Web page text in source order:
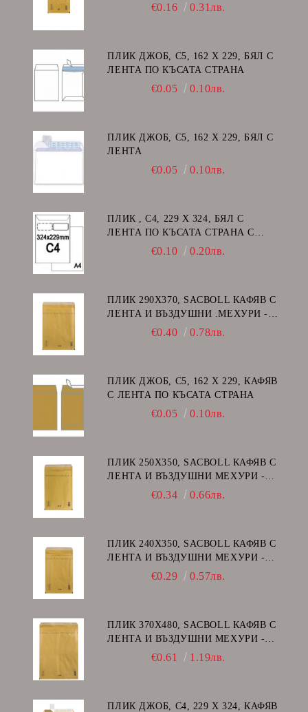
€0.16 0.31лв.
ПЛИК ДЖОБ, C5, 162 Х 229, БЯЛ С
ЛЕНТА ПО КЪСАТА СТРАНА
€0.05 0.10лв.
ПЛИК ДЖОБ, C5, 162 Х 229, БЯЛ С
ЛЕНТА
€0.05 0.10лв.
ПЛИК , C4, 229 Х 324, БЯЛ С
ЛЕНТА ПО КЪСАТА СТРАНА С
ДЕСЕН ПРОЗОРЕЦ
€0.10 0.20лв.
ПЛИК 290Х370, SACBOLL КАФЯВ С
ЛЕНТА И ВЪЗДУШНИ .МЕХУРИ -
€0.40 0.78лв.
ПЛИК ДЖОБ, C5, 162 Х 229, КАФЯВ
С ЛЕНТА ПО КЪСАТА СТРАНА
€0.05 0.10лв.
ПЛИК 250Х350, SACBOLL КАФЯВ С
ЛЕНТА И ВЪЗДУШНИ МЕХУРИ -
€0.34 0.66лв.
ПЛИК 240Х350, SACBOLL КАФЯВ С
ЛЕНТА И ВЪЗДУШНИ МЕХУРИ -
€0.29 0.57лв.
ПЛИК 370Х480, SACBOLL КАФЯВ С
ЛЕНТА И ВЪЗДУШНИ МЕХУРИ -
€0.61 1.19лв.
ПЛИК ДЖОБ, C4, 229 Х 324, КАФЯВ